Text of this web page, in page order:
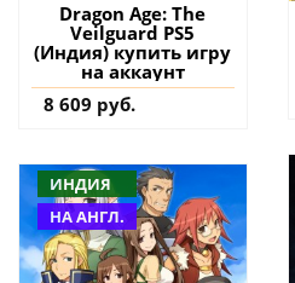
Dragon Age: The
Veilguard PS5
(Индия) купить игру
на аккаунт
8 609 руб.
ИНДИЯ
НА АНГЛ.